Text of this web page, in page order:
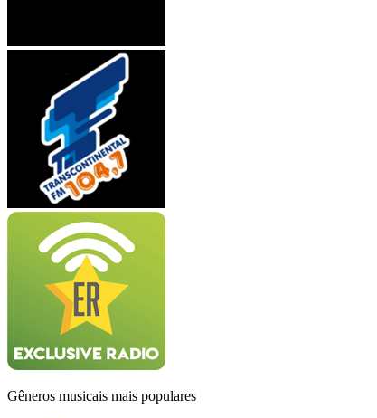
Gêneros musicais mais populares